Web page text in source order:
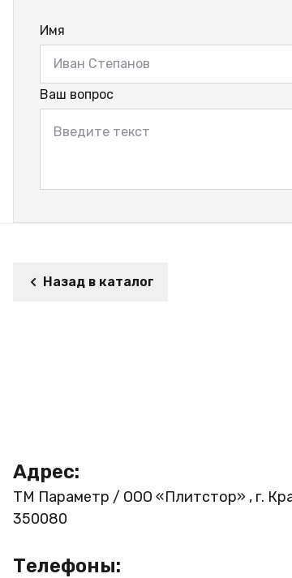
Имя
Ваш вопрос
Назад в каталог
Адрес:
ТМ Параметр / ООО «Плитстор» , г.
350080
Телефоны: